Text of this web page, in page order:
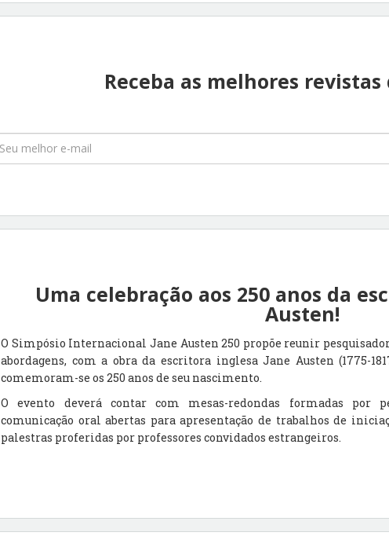
Receba as melhores revistas
Uma celebração aos 250 anos da
Austen!
O Simpósio Internacional Jane Austen 250 propõe reunir
abordagens, com a obra da escritora inglesa Jane Austen (1775-
comemoram-se os 250 anos de seu nascimento.
O evento deverá contar com mesas-redondas formadas por
comunicação oral abertas para apresentação de trabalhos de
palestras proferidas por professores convidados estrangeiros.